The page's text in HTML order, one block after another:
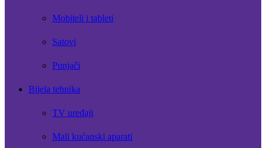
Mobiteli i tableti
Satovi
Punjači
Bijela tehnika
TV uređaji
Mali kućanski aparati